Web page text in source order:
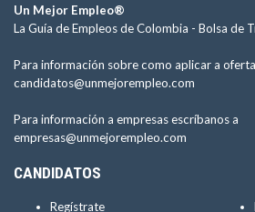
Un Mejor Empleo®
La Guía de Empleos de Colombia - Bolsa de
Para información sobre como aplicar a
candidatos@unmejorempleo.com
Para información a empresas escríbanos a
empresas@unmejorempleo.com
CANDIDATOS
Regístrate